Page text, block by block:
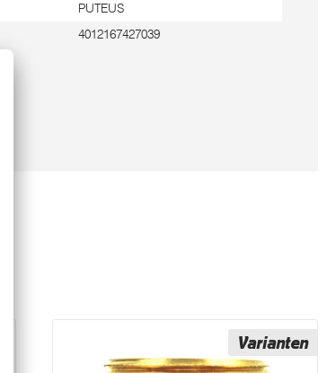
PUTEUS
4012167427039
Varianten